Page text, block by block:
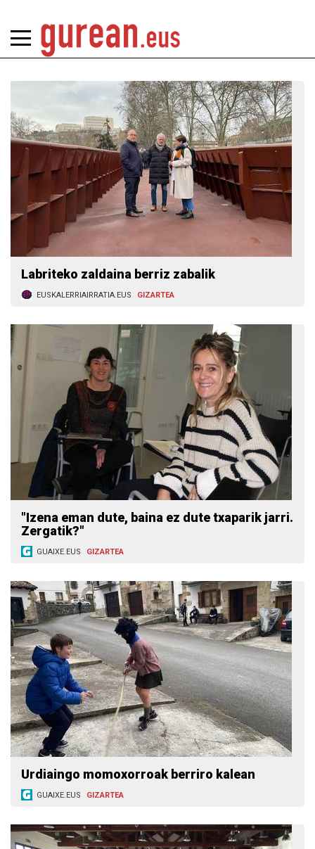
Labriteko zaldaina berriz zabalik
EUSKALERRIAIRRATIA.EUS GIZARTEA
"Izena eman dute, baina ez dute txaparik jarri.
Zergatik?"
GUAIXE.EUS GIZARTEA
Urdiaingo momoxorroak berriro kalean
GUAIXE.EUS GIZARTEA